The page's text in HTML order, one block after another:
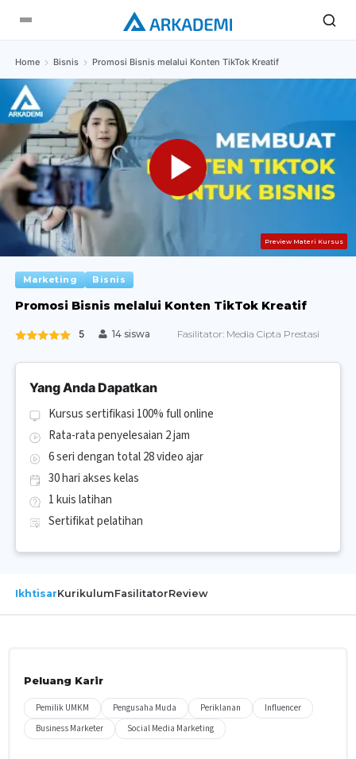
Home Bisnis Promosi Bisnis melalui Konten TikTok Kreatif
Preview Materi Kursus
Marketing Bisnis
Promosi Bisnis melalui Konten TikTok Kreatif
5 14 siswa Fasilitator: Media Cipta Prestasi
Yang Anda Dapatkan
Kursus sertifikasi 100% full online
Rata-rata penyelesaian 2 jam
6 seri dengan total 28 video ajar
30 hari akses kelas
1 kuis latihan
Sertifikat pelatihan
IkhtisarKurikulumFasilitatorReview
Peluang Karir
Pemilik UMKM Pengusaha Muda Periklanan
Influencer
Business Marketer
Social Media Marketing